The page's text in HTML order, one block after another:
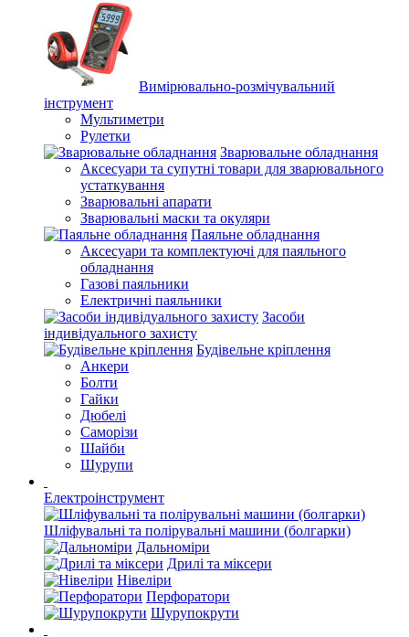
Вимірювально-розмічувальний
інструмент
Мультиметри
Рулетки
Зварювальне обладнання
Аксесуари та супутні товари для зварювального
устаткування
Зварювальні апарати
Зварювальні маски та окуляри
Паяльне обладнання
Аксесуари та комплектуючі для паяльного
обладнання
Газові паяльники
Електричні паяльники
Засоби
індивідуального захисту
Будівельне кріплення
Анкери
Болти
Гайки
Дюбелі
Саморізи
Шайби
Шурупи
Електроінструмент
Шліфувальні та полірувальні машини (болгарки)
Дальноміри
Дрилі та міксери
Нівеліри
Перфоратори
Шурупокрути